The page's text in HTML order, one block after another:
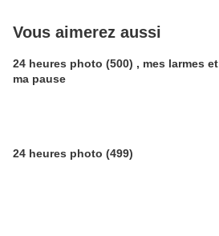
Vous aimerez aussi
24 heures photo (500) , mes larmes et
ma pause
24 heures photo (499)